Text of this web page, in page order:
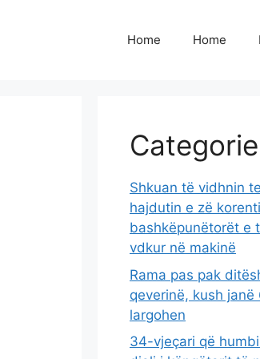
Home Home
Shkuan të vidhnin
hajdutin e zë
bashkëpunëtorët e
vdkur në makinë
Rama pas pak
qeverinë, kush
largohen
34-vjeçari që